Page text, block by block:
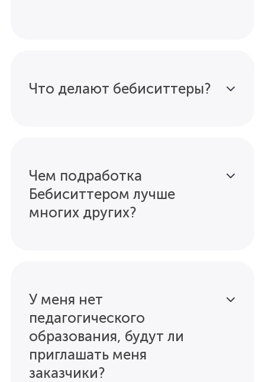
Что делают бебиситтеры?
Чем подработка
Бебиситтером лучше
многих других?
У меня нет
педагогического
образования, будут ли
приглашать меня
заказчики?